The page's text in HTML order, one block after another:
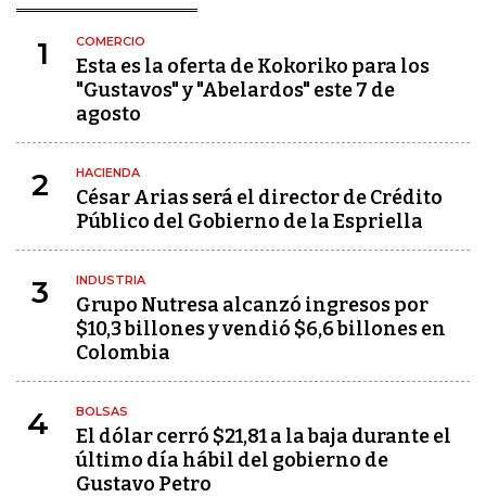
1 COMERCIO
Esta es la oferta de Kokoriko para los
"Gustavos" y "Abelardos" este 7 de
agosto
2 HACIENDA
César Arias será el director de Crédito
Público del Gobierno de la Espriella
3 INDUSTRIA
Grupo Nutresa alcanzó ingresos por
$10,3 billones y vendió $6,6 billones en
Colombia
4 BOLSAS
El dólar cerró $21,81 a la baja durante el
último día hábil del gobierno de
Gustavo Petro